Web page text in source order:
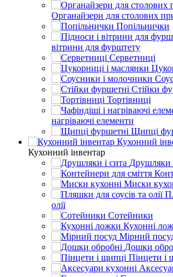
Органайзери для столових
Попільнички
вітрини для фурштету
Серветниці
Стійки
Тортівниці
нагріваючі елементи
Щипці
Кухонний
Кухонний інвентар
Друшляки
Миски
олії
Сотейники
Кухонні
Мірний
Дошки
Пінцети і